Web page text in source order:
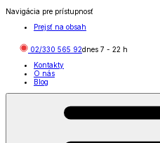
Navigácia pre prístupnosť
Prejsť na obsah
02/330 565 92dnes 7 - 22 h
Kontakty
O nás
Blog